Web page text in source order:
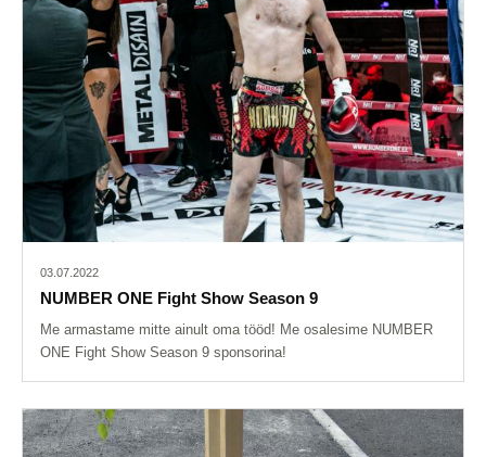
03.07.2022
NUMBER ONE Fight Show Season 9
Me armastame mitte ainult oma tööd! Me osalesime NUMBER
ONE Fight Show Season 9 sponsorina!